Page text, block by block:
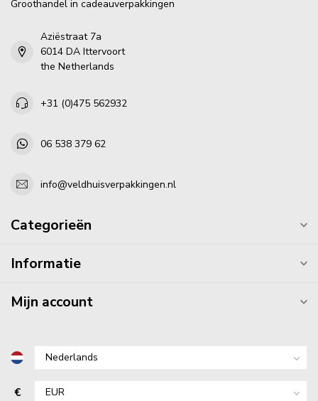
Groothandel in cadeauverpakkingen
Aziëstraat 7a
6014 DA Ittervoort
the Netherlands
+31 (0)475 562932
06 538 379 62
info@veldhuisverpakkingen.nl
Categorieën
Informatie
Mijn account
€